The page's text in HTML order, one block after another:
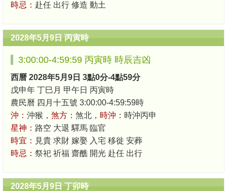
時忌： 赴任 出行 修造 動土
2028年5月9日 丙寅時
3:00:00-4:59:59 丙寅時 時辰吉凶
西曆 2028年5月9日 3點0分-4點59分
戊申年 丁巳月 甲午日 丙寅時
農民曆 四月十五號 3:00:00-4:59:59時
沖： 沖猴， 煞方： 煞北， 時沖： 時沖丙申
星神： 路空 大退 驛馬 臨官
時宜： 見貴 求財 嫁娶 入宅 移徙 安葬
時忌： 祭祀 祈福 齋醮 開光 赴任 出行
2028年5月9日 丁卯時